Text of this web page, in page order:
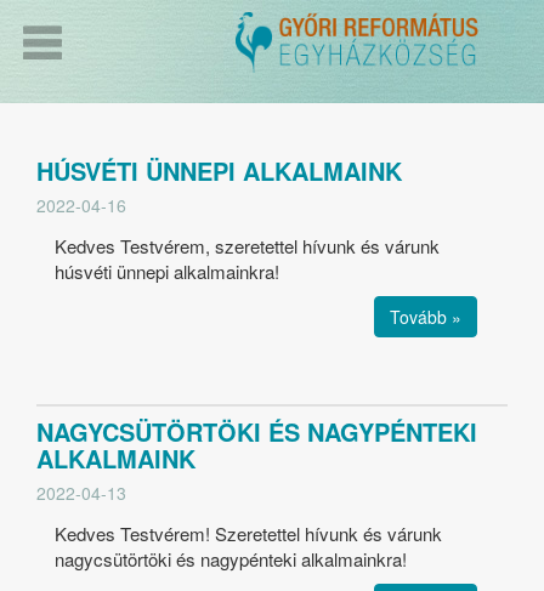
HÚSVÉTI ÜNNEPI ALKALMAINK
2022-04-16
Kedves Testvérem, szeretettel hívunk és várunk
húsvéti ünnepi alkalmainkra!
Tovább »
NAGYCSÜTÖRTÖKI ÉS NAGYPÉNTEKI
ALKALMAINK
2022-04-13
Kedves Testvérem! Szeretettel hívunk és várunk
nagycsütörtöki és nagypénteki alkalmainkra!